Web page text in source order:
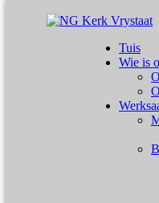
Tuis
Wie is